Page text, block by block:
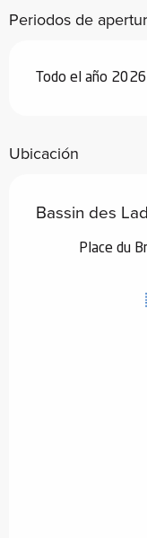
Periodos de
Todo el año
Ubicación
Bassin des
Place du